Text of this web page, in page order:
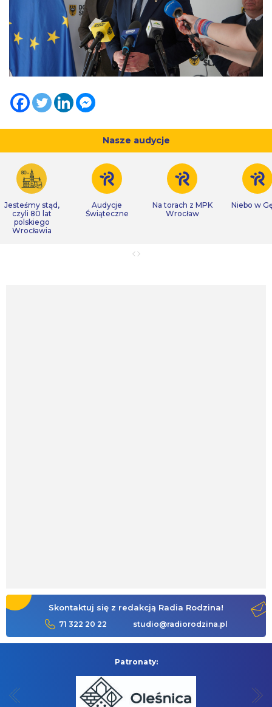
Nasze audycje
Jesteśmy stąd,
czyli 80 lat
polskiego
Wrocławia
Audycje
Świąteczne
Na torach z MPK
Wrocław
Niebo w
Skontaktuj się z redakcją Radia Rodzina!
71 322 20 22 studio@radiorodzina.pl
Patronaty: